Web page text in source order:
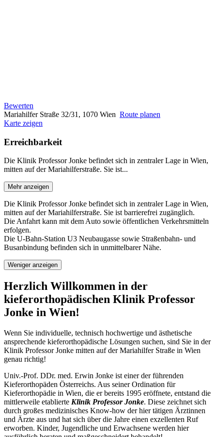
Bewerten
Mariahilfer Straße 32/31, 1070 Wien Route planen
Karte zeigen
Erreichbarkeit
Die Klinik Professor Jonke befindet sich in zentraler Lage in Wien,
mitten auf der Mariahilferstraße. Sie ist...
Mehr anzeigen
Die Klinik Professor Jonke befindet sich in zentraler Lage in Wien,
mitten auf der Mariahilferstraße. Sie ist barrierefrei zugänglich.
Die Anfahrt kann mit dem Auto sowie öffentlichen Verkehrsmitteln
erfolgen.
Die U-Bahn-Station U3 Neubaugasse sowie Straßenbahn- und
Busanbindung befinden sich in unmittelbarer Nähe.
Weniger anzeigen
Herzlich Willkommen in der
kieferorthopädischen Klinik Professor
Jonke in Wien!
Wenn Sie individuelle, technisch hochwertige und ästhetische
ansprechende kieferorthopädische Lösungen suchen, sind Sie in der
Klinik Professor Jonke mitten auf der Mariahilfer Straße in Wien
genau richtig!
Univ.-Prof. DDr. med. Erwin Jonke ist einer der führenden
Kieferorthopäden Österreichs. Aus seiner Ordination für
Kieferorthopädie in Wien, die er bereits 1995 eröffnete, entstand die
mittlerweile etablierte Klinik Professor Jonke. Diese zeichnet sich
durch großes medizinisches Know-how der hier tätigen Ärztinnen
und Ärzte aus und hat sich über die Jahre einen exzellenten Ruf
erworben. Kinder, Jugendliche und Erwachsene werden hier